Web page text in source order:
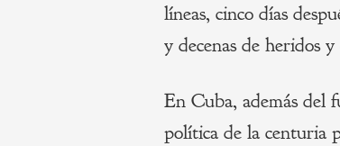
líneas, cinco días
y decenas de heridos
En Cuba, además del
política de la centuria